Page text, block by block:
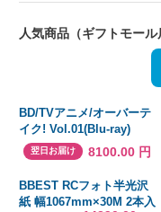
人気商品（ギフトモール
BD/TVアニメ/オーバーテ
イク! Vol.01(Blu-ray)
翌日お届け 8100.00 円
BBEST RCフォト半光沢
紙 幅1067mm×30M 2本入